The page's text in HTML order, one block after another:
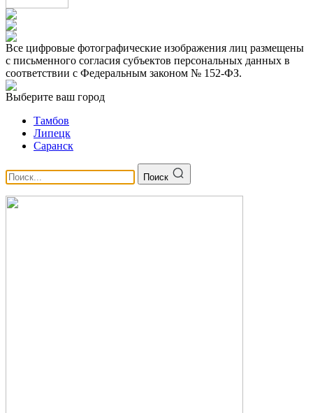
Все цифровые фотографические изображения лиц размещены
с письменного согласия субъектов персональных данных в
соответствии с Федеральным законом № 152-ФЗ.
Выберите ваш город
Тамбов
Липецк
Саранск
Поиск